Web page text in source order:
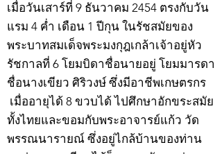
เมื่อวันเสาร์ที่ 9 ธันวาคม 2454 ตรงกับวัน
แรม 4 ค่ำ เดือน 1 ปีกุน ในรัชสมัยของ
พระบาทสมเด็จพระมงกุฎเกล้าเจ้าอยู่หัว
รัชกาลที่ 6 โยมบิดาชื่อนายอยู่ โยมมารดา
ชื่อนางเขียว ศิริวงษ์ ซึ่งมีอาชีพเกษตรกร
เมื่ออายุได้ 8 ขวบได้ ไปศึกษาอักขระสมัย
ทั้งไทยและขอมกับพระอาจารย์แก้ว วัด
พรรณนารายณ์ ซึ่งอยู่ไกล้บ้านของท่าน